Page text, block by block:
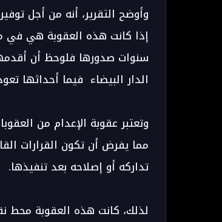
وأوضح التقرير، أنه من أجل
إذا كانت هذه العقوبة هي في
الدار البيضاء فيما أحداثها تعود
وتعتبر عقوبة الإعدام من
مما يفرض أن تكون القرارات
تداركه أو إصلاحه بعد تنفيذها.
لذلك، كانت هذه العقوبة محط